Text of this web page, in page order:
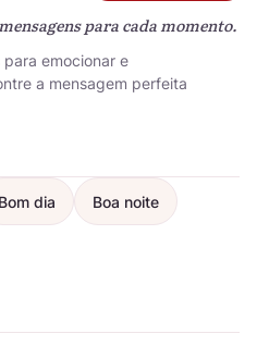
para cada momento.
para emocionar e
a mensagem perfeita
Bom dia Boa noite